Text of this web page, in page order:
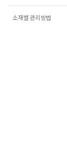
소재별 관리방법